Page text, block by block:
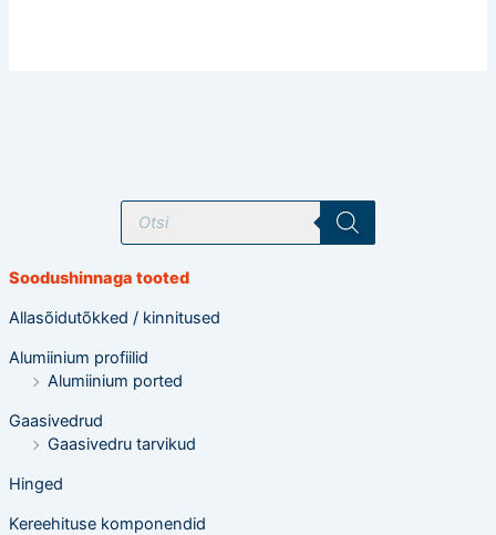
T
o
t
o
t
s
i
n
g
Soodushinnaga tooted
Allasõidutõkked / kinnitused
Alumiinium profiilid
Alumiinium ported
Gaasivedrud
Gaasivedru tarvikud
Hinged
Kereehituse komponendid